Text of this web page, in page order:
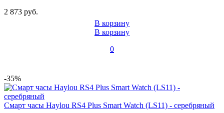
2 873 руб.
В корзину
В корзину
0
-35%
Смарт часы Haylou RS4 Plus Smart Watch (LS11) - серебряный